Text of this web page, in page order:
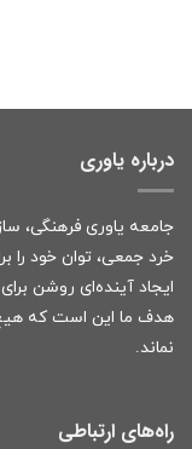
درباره یاوری
جامعه یاوری فرهنگی،
خرد جمعی، توان خود را
ایجاد آینده‌ای روشن
هدف ما این است که هیچ
نماند.
راه‌های ارتباطی